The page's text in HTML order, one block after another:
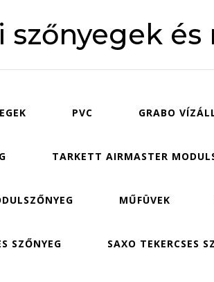
szőnyegek
PVC GRABO
TARKETT AIRMASTER
MŰFÜVEK
SZŐNYEG SAXO TEKERCSES